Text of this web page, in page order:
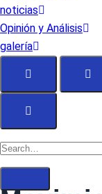
noticias
Opinión y Análisis
galería